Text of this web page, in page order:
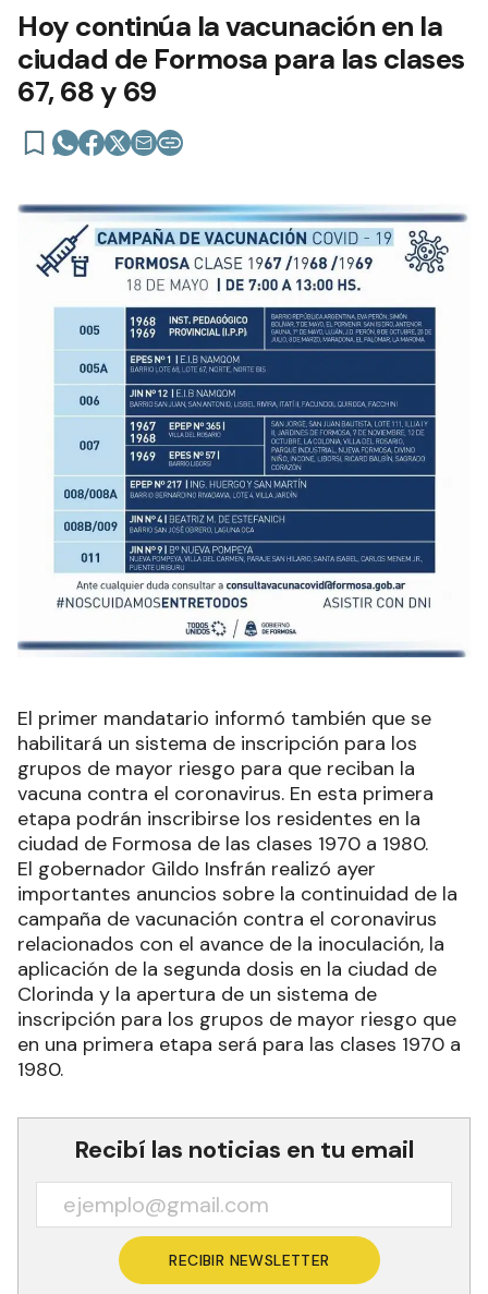
Hoy continúa la vacunación en la
ciudad de Formosa para las clases
67, 68 y 69
El primer mandatario informó también que se
habilitará un sistema de inscripción para los
grupos de mayor riesgo para que reciban la
vacuna contra el coronavirus. En esta primera
etapa podrán inscribirse los residentes en la
ciudad de Formosa de las clases 1970 a 1980.
El gobernador Gildo Insfrán realizó ayer
importantes anuncios sobre la continuidad de la
campaña de vacunación contra el coronavirus
relacionados con el avance de la inoculación, la
aplicación de la segunda dosis en la ciudad de
Clorinda y la apertura de un sistema de
inscripción para los grupos de mayor riesgo que
en una primera etapa será para las clases 1970 a
1980.
Recibí las noticias en tu email
RECIBIR NEWSLETTER